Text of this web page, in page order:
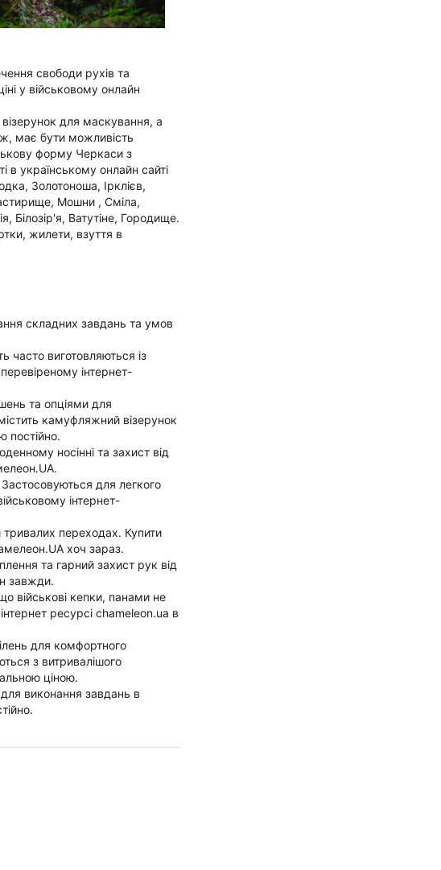
свободи рухів та
у військовому онлайн
для маскування, а
має бути можливість
форму Черкаси з
українському онлайн сайті
Золотоноша, Ірклієв,
Мошни , Сміла,
Ватутіне, Городище.
жилети, взуття в
складних завдань та умов
часто виготовляються із
інтернет-
та опціями для
камуфляжний візерунок
постійно.
носінні та захист від
для легкого
інтернет-
тривалих переходах. Купити
хоч зараз.
та гарний захист рук від
завжди.
військові кепки, панами не
ресурсі chameleon.ua в
для комфортного
з витривалішого
ціною.
виконання завдань в